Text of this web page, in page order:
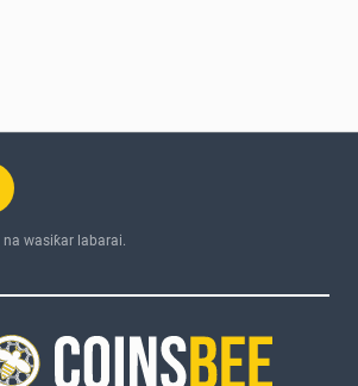
na wasiƙar labarai.